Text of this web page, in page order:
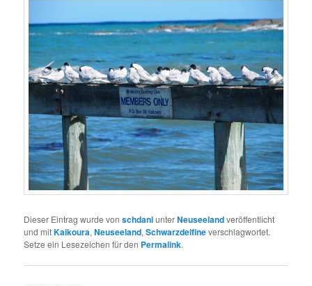
Dieser Eintrag wurde vonschdaniunterNeuseelandveröffentlicht
und mitKaikoura,Neuseeland,Schwarzdelfineverschlagwortet.
Setze ein Lesezeichen für den Permalink.